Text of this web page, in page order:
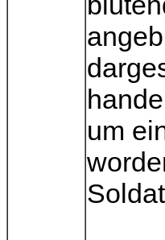
um